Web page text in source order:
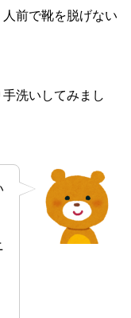
前で靴を脱げない
洗いしてみまし